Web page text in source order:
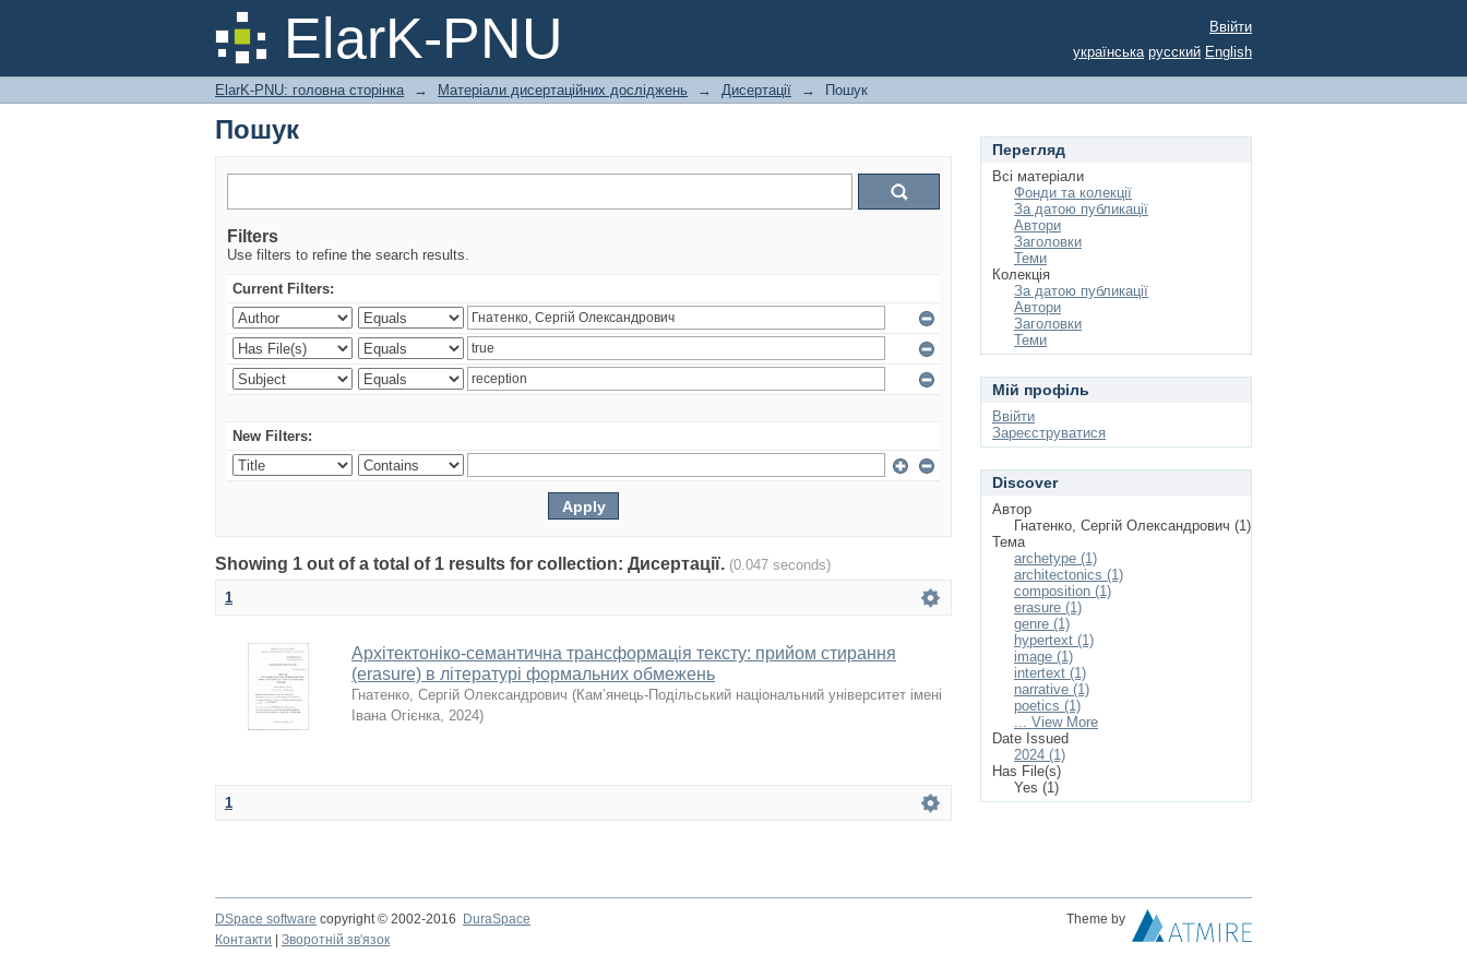
ElarK-PNU
Пошук
Ввійти
українська русский English
ElarK-PNU: головна сторінка → Матеріали дисертаційних досліджень → Дисертації → Пошук
Пошук
Filters
Use filters to refine the search results.
Current Filters:
New Filters:
Showing 1 out of a total of 1 results for collection: Дисертації. (0.047 seconds)
1
Архітектоніко-семантична трансформація тексту: прийом стирання
(erasure) в літературі формальних обмежень
Гнатенко, Сергій Олександрович (Кам’янець-Подільський національний університет імені
Івана Огієнка, 2024)
1
Перегляд
Всі матеріали
Фонди та колекції
За датою публикації
Автори
Заголовки
Теми
Колекція
За датою публикації
Автори
Заголовки
Теми
Мій профіль
Ввійти
Зареєструватися
Discover
Автор
Гнатенко, Сергій Олександрович (1)
Тема
archetype (1)
architectonics (1)
composition (1)
erasure (1)
genre (1)
hypertext (1)
image (1)
intertext (1)
narrative (1)
poetics (1)
... View More
Date Issued
2024 (1)
Has File(s)
Yes (1)
DSpace software copyright © 2002-2016 DuraSpace
Theme by
Контакти
Зворотній зв'язок